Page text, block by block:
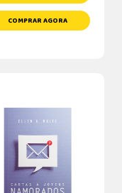
COMPRAR AGORA